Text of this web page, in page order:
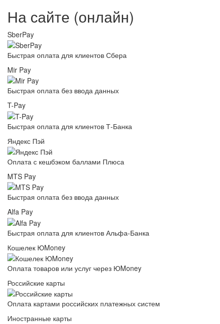
На сайте (онлайн)
SberPay
Быстрая оплата для клиентов Сбера
Mir Pay
Быстрая оплата без ввода данных
T-Pay
Быстрая оплата для клиентов Т-Банка
Яндекс Пэй
Оплата с кешбэком баллами Плюса
MTS Pay
Быстрая оплата без ввода данных
Alfa Pay
Быстрая оплата для клиентов Альфа-Банка
Кошелек ЮMoney
Оплата товаров или услуг через ЮMoney
Российские карты
Оплата картами российских платежных систем
Иностранные карты